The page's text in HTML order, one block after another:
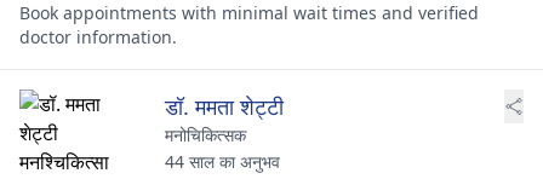
Book appointments with minimal wait times and verified
doctor information.
डॉ. ममता शेट्टी
मनोचिकित्सक
44 साल का अनुभव